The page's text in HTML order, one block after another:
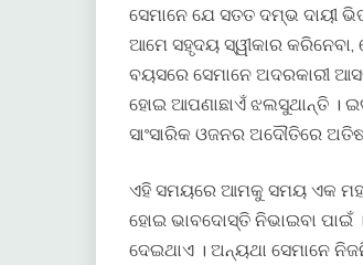
ସେମାନେ ଯେ ସତତ ଦମ୍ଭ ଦାୟୀ
ଆମେ ସହୃଦୟ ସ୍ୱୀକାର
ବୟସରେ ସେମାନେ ଅଦରକାରୀ
ହୋଇ ଆପଣାଛାଏଁ ଝଲସୁଥାନ୍ତି ।
ସାଂସାରିକ ଓଜନର ଅଦୌତିରେ
ଏହି ସମୟରେ ଆମକୁ ସମୟ ଏକ
ହୋଇ ଭାବଦୋସ୍ତି ନିଭାଇବା
ଦେଇଥାଏ । ଅନ୍ୟଥା ସେମାନେ